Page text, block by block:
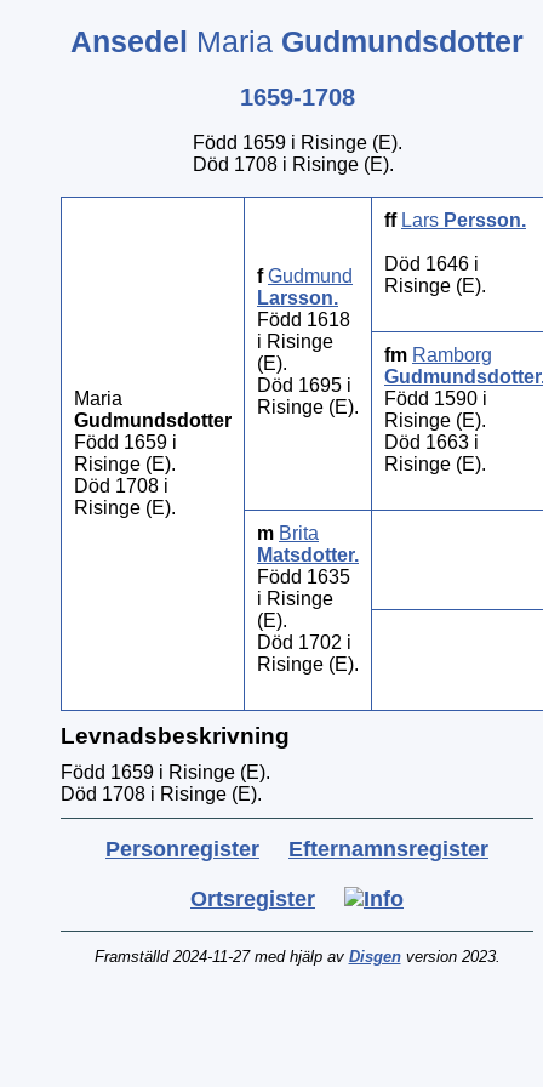
Ansedel Maria Gudmundsdotter
1659-1708
Född 1659 i Risinge (E).
Död 1708 i Risinge (E).
Maria
Gudmundsdotter
Född 1659 i
Risinge (E).
Död 1708 i
Risinge (E).
fGudmund
Larsson.
Född 1618
i Risinge
(E).
Död 1695 i
Risinge (E).
ff Lars Persson.
Död 1646 i
Risinge (E).
fm Ramborg
Gudmundsdotter
Född 1590 i
Risinge (E).
Död 1663 i
Risinge (E).
m Brita
Matsdotter.
Född 1635
i Risinge
(E).
Död 1702 i
Risinge (E).
Levnadsbeskrivning
Född 1659 i Risinge (E).
Död 1708 i Risinge (E).
Personregister Efternamnsregister
Ortsregister
Framställd 2024-11-27 med hjälp av Disgenversion 2023.